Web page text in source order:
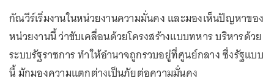
กัณวีร์เริ่มงานในหน่วยงานความมั่นคง และมองเห็นปัญหาของ
หน่วยงานนี้ ว่าขับเคลื่อนด้วยโครงสร้างแบบทหาร บริหารด้วย
ระบบรัฐราชการ ทำให้อำนาจถูกรวบอยู่ที่ศูนย์กลาง ซึ่งรัฐแบบ
นี้ มักมองความแตกต่างเป็นภัยต่อความมั่นคง